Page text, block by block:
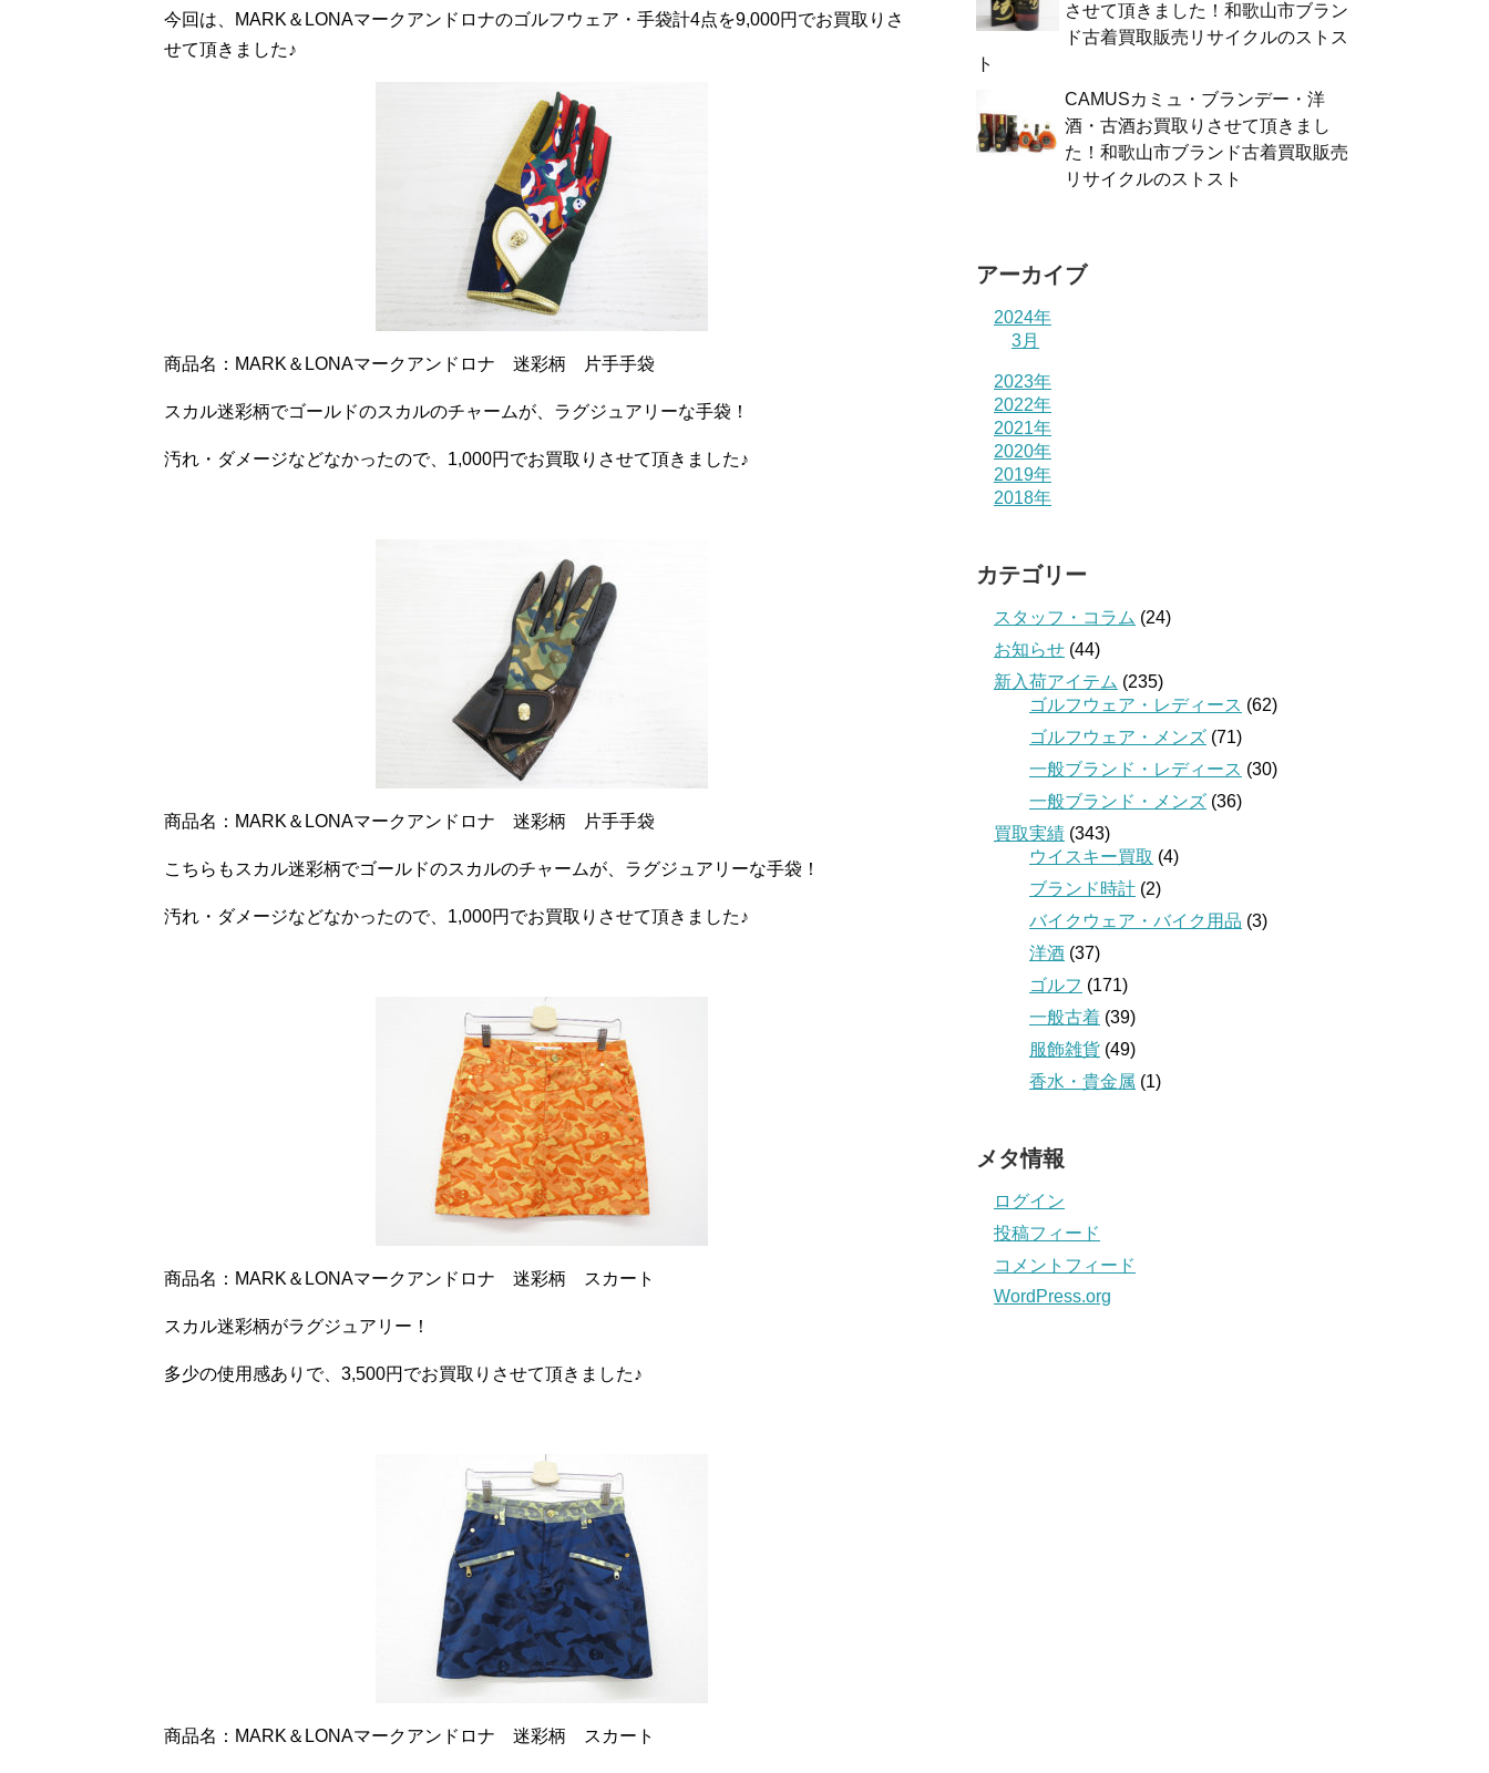
今回は、MARK＆LONAマークアンドロナのゴルフウェア・手袋計4点を9,000円でお買取りさ
せて頂きました♪
商品名：MARK＆LONAマークアンドロナ 迷彩柄 片手手袋
スカル迷彩柄でゴールドのスカルのチャームが、ラグジュアリーな手袋！
汚れ・ダメージなどなかったので、1,000円でお買取りさせて頂きました♪
商品名：MARK＆LONAマークアンドロナ 迷彩柄 片手手袋
こちらもスカル迷彩柄でゴールドのスカルのチャームが、ラグジュアリーな手袋！
汚れ・ダメージなどなかったので、1,000円でお買取りさせて頂きました♪
商品名：MARK＆LONAマークアンドロナ 迷彩柄 スカート
スカル迷彩柄がラグジュアリー！
多少の使用感ありで、3,500円でお買取りさせて頂きました♪
商品名：MARK＆LONAマークアンドロナ 迷彩柄 スカート
させて頂きました！和歌山市ブラン
ド古着買取販売リサイクルのストス
ト
CAMUSカミュ・ブランデー・洋
酒・古酒お買取りさせて頂きまし
た！和歌山市ブランド古着買取販売
リサイクルのストスト
アーカイブ
2024年
3月
2023年
2022年
2021年
2020年
2019年
2018年
カテゴリー
スタッフ・コラム (24)
お知らせ (44)
新入荷アイテム (235)
ゴルフウェア・レディース (62)
ゴルフウェア・メンズ (71)
一般ブランド・レディース (30)
一般ブランド・メンズ (36)
買取実績 (343)
ウイスキー買取 (4)
ブランド時計 (2)
バイクウェア・バイク用品 (3)
洋酒 (37)
ゴルフ (171)
一般古着 (39)
服飾雑貨 (49)
香水・貴金属 (1)
メタ情報
ログイン
投稿フィード
コメントフィード
WordPress.org